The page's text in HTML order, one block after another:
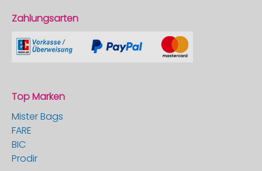
Zahlungsarten
Top Marken
Mister Bags
FARE
BIC
Prodir